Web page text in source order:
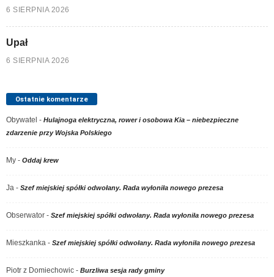
6 SIERPNIA 2026
Upał
6 SIERPNIA 2026
Ostatnie komentarze
Obywatel - Hulajnoga elektryczna, rower i osobowa Kia – niebezpieczne
zdarzenie przy Wojska Polskiego
My - Oddaj krew
Ja - Szef miejskiej spółki odwołany. Rada wyłoniła nowego prezesa
Obserwator - Szef miejskiej spółki odwołany. Rada wyłoniła nowego prezesa
Mieszkanka - Szef miejskiej spółki odwołany. Rada wyłoniła nowego prezesa
Piotr z Domiechowic - Burzliwa sesja rady gminy